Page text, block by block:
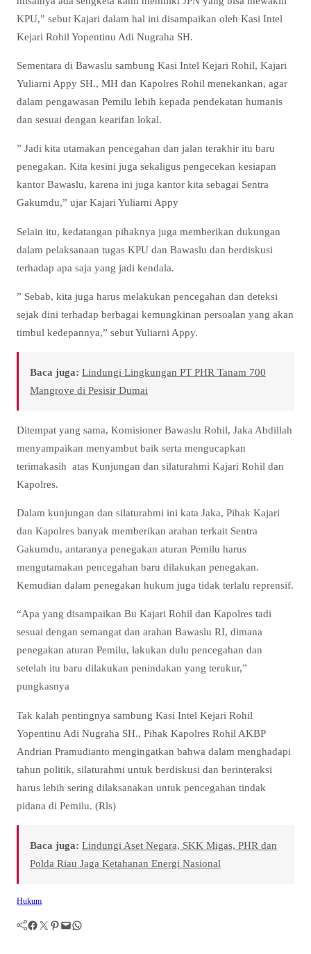
KPU,” sebut Kajari dalam hal ini disampaikan oleh Kasi Intel
Kejari Rohil Yopentinu Adi Nugraha SH.
Sementara di Bawaslu sambung Kasi Intel Kejari Rohil, Kajari
Yuliarni Appy SH., MH dan Kapolres Rohil menekankan, agar
dalam pengawasan Pemilu lebih kepada pendekatan humanis
dan sesuai dengan kearifan lokal.
” Jadi kita utamakan pencegahan dan jalan terakhir itu baru
penegakan. Kita kesini juga sekaligus pengecekan kesiapan
kantor Bawaslu, karena ini juga kantor kita sebagai Sentra
Gakumdu,” ujar Kajari Yuliarni Appy
Selain itu, kedatangan pihaknya juga memberikan dukungan
dalam pelaksanaan tugas KPU dan Bawaslu dan berdiskusi
terhadap apa saja yang jadi kendala.
” Sebab, kita juga harus melakukan pencegahan dan deteksi
sejak dini terhadap berbagai kemungkinan persoalan yang akan
timbul kedepannya,” sebut Yuliarni Appy.
Baca juga: Lindungi Lingkungan PT PHR Tanam 700
Mangrove di Pesisir Dumai
Ditempat yang sama, Komisioner Bawaslu Rohil, Jaka Abdillah
menyampaikan menyambut baik serta mengucapkan
terimakasih atas Kunjungan dan silaturahmi Kajari Rohil dan
Kapolres.
Dalam kunjungan dan silaturahmi ini kata Jaka, Pihak Kajari
dan Kapolres banyak memberikan arahan terkait Sentra
Gakumdu, antaranya penegakan aturan Pemilu harus
mengutamakan pencegahan baru dilakukan penegakan.
Kemudian dalam penegakan hukum juga tidak terlalu reprensif.
“Apa yang disampaikan Bu Kajari Rohil dan Kapolres tadi
sesuai dengan semangat dan arahan Bawaslu RI, dimana
penegakan aturan Pemilu, lakukan dulu pencegahan dan
setelah itu baru dilakukan penindakan yang terukur,”
pungkasnya
Tak kalah pentingnya sambung Kasi Intel Kejari Rohil
Yopentinu Adi Nugraha SH., Pihak Kapolres Rohil AKBP
Andrian Pramudianto mengingatkan bahwa dalam menghadapi
tahun politik, silaturahmi untuk berdiskusi dan berinteraksi
harus lebih sering dilaksanakan untuk pencegahan tindak
pidana di Pemilu. (Rls)
Baca juga: Lindungi Aset Negara, SKK Migas, PHR dan
Polda Riau Jaga Ketahanan Energi Nasional
Hukum
Facebook Twitter Pinterest Mail WhatsApp